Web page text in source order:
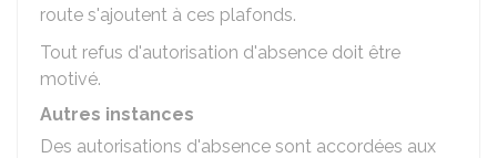
route s'ajoutent à ces plafonds.
Tout refus d'autorisation d'absence doit être
motivé.
Autres instances
Des autorisations d'absence sont accordées aux